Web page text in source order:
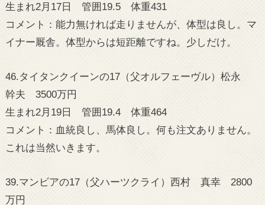
生まれ2月17日 管囲19.5 体重431
コメント：能力無ければ走りませんが、体型は良し。マ
イナー厩舎。体型からは短距離ですね。少しだけ。
46.タイタンクイーンの17（父オルフェーヴル）松永
幹夫 3500万円
生まれ2月19日 管囲19.4 体重464
コメント：血統良し、馬体良し。何も注文ありません。
これは当然いきます。
39.マンビアの17（父ハーツクライ）西村 真幸 2800
万円